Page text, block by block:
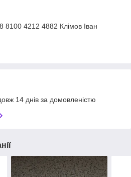
8100 4212 4882 Клімов Іван
14 днів за домовленістю